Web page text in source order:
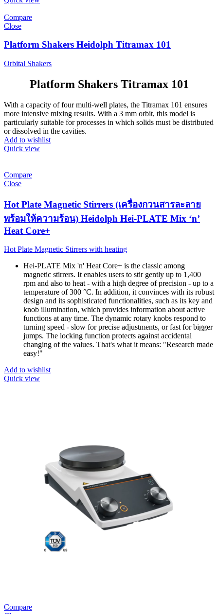
Compare
Close
Platform Shakers Heidolph Titramax 101
Orbital Shakers
Platform Shakers Titramax 101
With a capacity of four multi-well plates, the Titramax 101 ensures
more intensive mixing results. With a 3 mm orbit, this model is
particularly suitable for processes in which solids must be distributed
or dissolved in the cavities.
Add to wishlist
Quick view
Compare
Close
Hot Plate Magnetic Stirrers (เครื่องกวนสารละลาย
พร้อมให้ความร้อน) Heidolph Hei-PLATE Mix ‘n’
Heat Core+
Hot Plate Magnetic Stirrers with heating
Hei-PLATE Mix 'n' Heat Core+ is the classic among
magnetic stirrers. It enables users to stir gently up to 1,400
rpm and also to heat - with a high degree of precision - up to a
temperature of 300 °C. In addition, it convinces with its robust
design and its sophisticated functionalities, such as its key and
knob illumination, which provides information about active
functions at any time. The dynamic rotary knobs respond to
turning speed - slow for precise adjustments, or fast for bigger
jumps. The locking function protects against accidental
changing of the values. That's what it means: "Research made
easy!"
Add to wishlist
Quick view
Compare